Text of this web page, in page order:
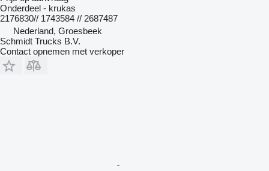
Onderdeel - krukas
2176830// 1743584 // 2687487
Nederland, Groesbeek
Schmidt Trucks B.V.
Contact opnemen met verkoper